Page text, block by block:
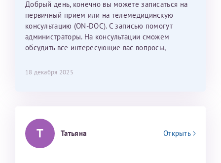
С ней общение было, как с давней знакомой, очень
лёгкое и простое. Вообще в данной клинике весь
персонал очень вежливый и чуткий, прям приятно
находиться. Мы собираемся туда ещё за вторым
ребёнком, и конечно же только к Ринату
сомнений.
26 июля 2026
Добрый день, конечно вы можете записаться на
первичный прием или на телемедицинскую
консультацию (ON-DOC). С записью помогут
администраторы. На консультации сможем
обсудить все интересующие вас вопросы,
18 декабря 2025
Т Татьяна Открыть